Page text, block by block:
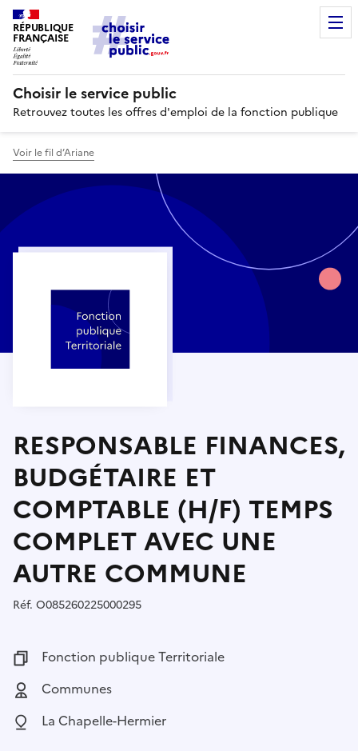
RÉPUBLIQUE
FRANÇAISE
Choisir le service public
Retrouvez toutes les offres d'emploi de la fonction publique
Voir le fil d’Ariane
RESPONSABLE FINANCES,
BUDGÉTAIRE ET
COMPTABLE (H/F) TEMPS
COMPLET AVEC UNE
AUTRE COMMUNE
Réf. Référence :
O085260225000295
Fonction publique :
Fonction publique Territoriale
Employeur :
Communes
Localisation :
La Chapelle-Hermier